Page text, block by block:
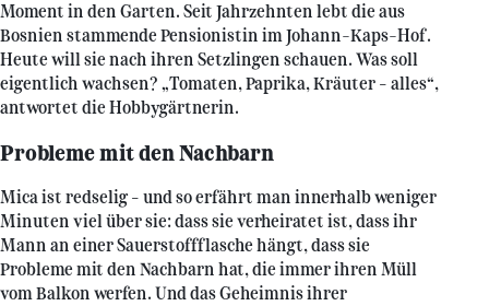
Moment in den Garten. Seit Jahrzehnten lebt die aus
Bosnien stammende Pensionistin im Johann-Kaps-Hof.
Heute will sie nach ihren Setzlingen schauen. Was soll
eigentlich wachsen? „Tomaten, Paprika, Kräuter – alles“,
antwortet die Hobbygärtnerin.
Probleme mit den Nachbarn
Mica ist redselig – und so erfährt man innerhalb weniger
Minuten viel über sie: dass sie verheiratet ist, dass ihr
Mann an einer Sauerstoffflasche hängt, dass sie
Probleme mit den Nachbarn hat, die immer ihren Müll
vom Balkon werfen. Und das Geheimnis ihrer